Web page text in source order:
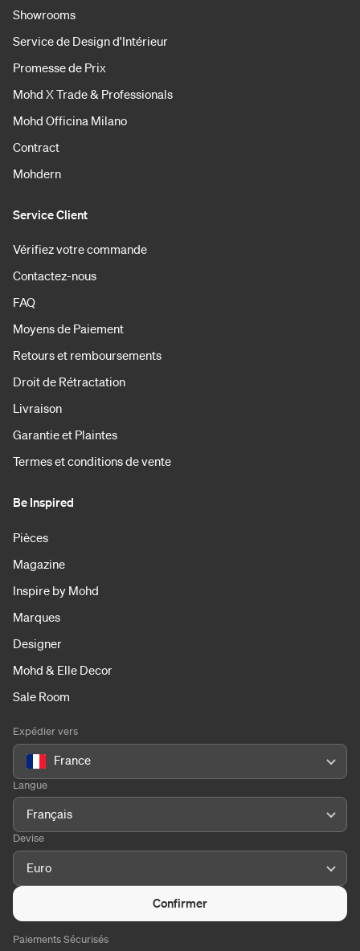
Showrooms
Service de Design d'Intérieur
Promesse de Prix
Mohd X Trade & Professionals
Mohd Officina Milano
Contract
Mohdern
Service Client
Vérifiez votre commande
Contactez-nous
FAQ
Moyens de Paiement
Retours et remboursements
Droit de Rétractation
Livraison
Garantie et Plaintes
Termes et conditions de vente
Be Inspired
Pièces
Magazine
Inspire by Mohd
Marques
Designer
Mohd & Elle Decor
Sale Room
Expédier vers
France
Langue
Français
Devise
Euro
Confirmer
Paiements Sécurisés